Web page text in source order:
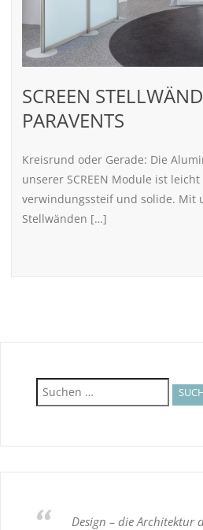
SCREEN
PARAVENTS
Kreisrund oder Gerade: Die
unserer SCREEN Module ist
verwindungssteif und solide. Mit
Stellwänden […]
Suchen
nach:
Design – die Architektur